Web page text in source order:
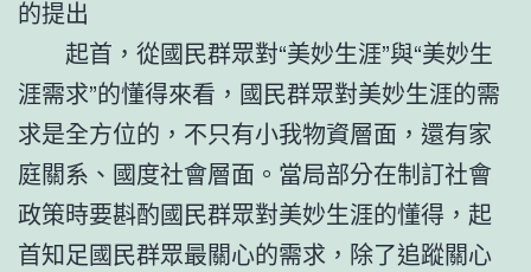
的提出
起首，從國民群眾對“美妙生涯”與“美妙生
涯需求”的懂得來看，國民群眾對美妙生涯的需
求是全方位的，不只有小我物資層面，還有家
庭關系、國度社會層面。當局部分在制訂社會
政策時要斟酌國民群眾對美妙生涯的懂得，起
首知足國民群眾最關心的需求，除了追蹤關心